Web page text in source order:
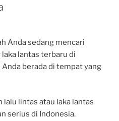
Anda sedang mencari
lantas terbaru di
berada di tempat yang
lalu lintas atau laka lantas
serius di Indonesia.